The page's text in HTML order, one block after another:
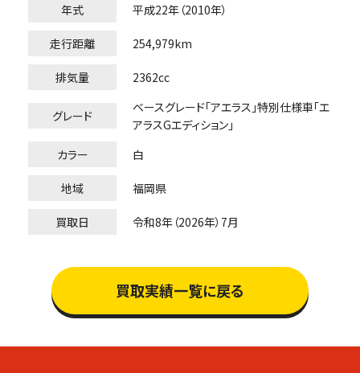
年式 平成22年（2010年）
走行距離 254,979km
排気量 2362cc
グレード
ベースグレード「アエラス」特別仕様車「エ
アラスGエディション」
カラー
白
地域 福岡県
買取日 令和8年（2026年）7月
買取実績一覧に戻る